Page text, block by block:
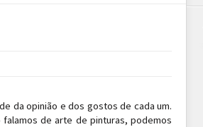
da opinião e dos gostos de cada um.
de arte de pinturas, podemos